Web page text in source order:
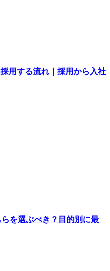
用する流れ｜採用から入社
を選ぶべき？目的別に最